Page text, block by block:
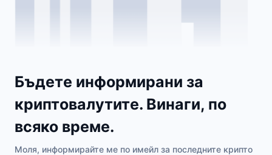
Бъдете информирани за
криптовалутите. Винаги, по
всяко време.
Моля, информирайте ме по имейл за последните крипто